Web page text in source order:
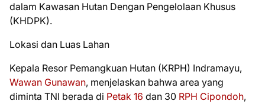
dalam Kawasan Hutan Dengan Pengelolaan Khusus
(KHDPK).
Lokasi dan Luas Lahan
Kepala Resor Pemangkuan Hutan (KRPH) Indramayu,
Wawan Gunawan, menjelaskan bahwa area yang
diminta TNI berada di Petak 16 dan 30 RPH Cipondoh,